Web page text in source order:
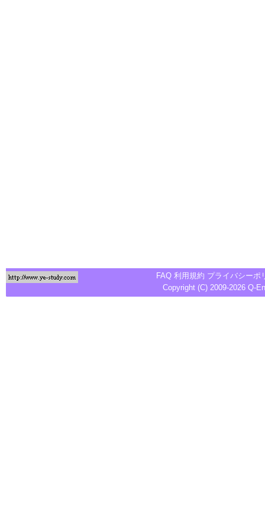
FAQ 利用規約 プライバシーポ
Copyright (C) 2009-2026 Q-